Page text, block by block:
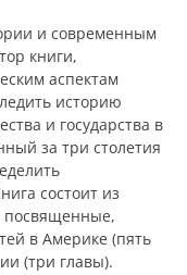
и современным
книги,
аспектам
историю
и государства в
за три столетия
состоит из
посвященные,
в Америке (пять
(три главы).